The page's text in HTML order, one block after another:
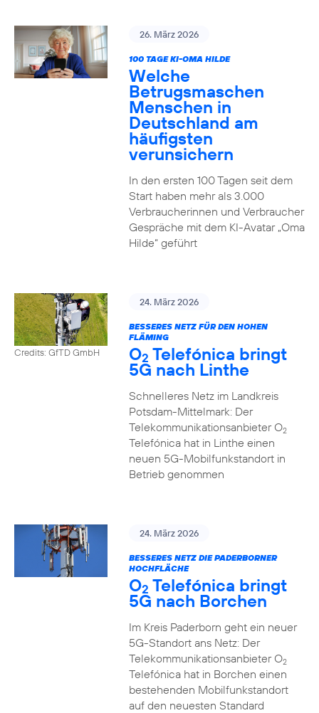
26. März 2026
100 TAGE KI-OMA HILDE
Welche
Betrugsmaschen
Menschen in
Deutschland am
häufigsten
verunsichern
In den ersten 100 Tagen seit dem
Start haben mehr als 3.000
Verbraucherinnen und Verbraucher
Gespräche mit dem KI-Avatar „Oma
Hilde“ geführt
Credits: GfTD GmbH
24. März 2026
BESSERES NETZ FÜR DEN HOHEN
FLÄMING
O2 Telefónica bringt
5G nach Linthe
Schnelleres Netz im Landkreis
Potsdam-Mittelmark: Der
Telekommunikationsanbieter O2
Telefónica hat in Linthe einen
neuen 5G-Mobilfunkstandort in
Betrieb genommen
24. März 2026
BESSERES NETZ DIE PADERBORNER
HOCHFLÄCHE
O2 Telefónica bringt
5G nach Borchen
Im Kreis Paderborn geht ein neuer
5G-Standort ans Netz: Der
Telekommunikationsanbieter O2
Telefónica hat in Borchen einen
bestehenden Mobilfunkstandort
auf den neuesten Standard